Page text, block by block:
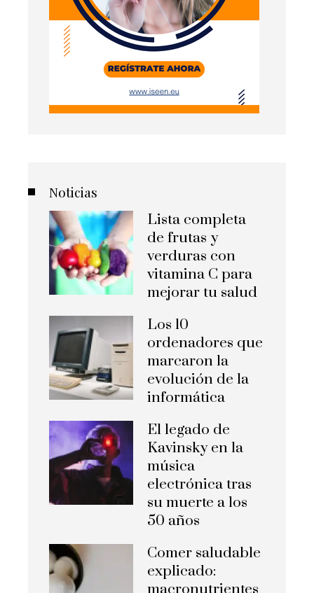
Noticias
Lista completa
de frutas y
verduras con
vitamina C para
mejorar tu salud
Los 10
ordenadores que
marcaron la
evolución de la
informática
El legado de
Kavinsky en la
música
electrónica tras
su muerte a los
50 años
Comer saludable
explicado: